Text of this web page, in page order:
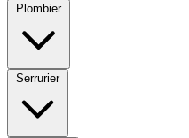
Plombier
Serrurier